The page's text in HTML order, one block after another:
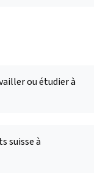
ou étudier à
suisse à